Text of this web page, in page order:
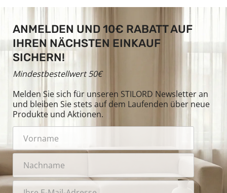
ANMELDEN UND 10€ RABATT AUF
IHREN NÄCHSTEN EINKAUF
SICHERN!
Mindestbestellwert 50€
Melden Sie sich für unseren STILORD Newsletter an
und bleiben Sie stets auf dem Laufenden über neue
Produkte und Aktionen.